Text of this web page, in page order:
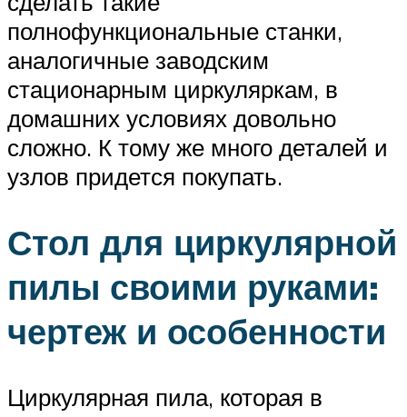
полнофункциональные станки,
аналогичные заводским
стационарным циркуляркам, в
домашних условиях довольно
сложно. К тому же много деталей и
узлов придется покупать.
Стол для циркулярной
пилы своими руками:
чертеж и особенности
Циркулярная пила, которая в